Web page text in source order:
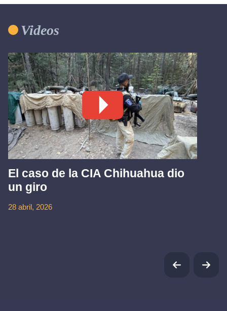
Videos
El caso de la CIA Chihuahua dio
un giro
28 abril, 2026